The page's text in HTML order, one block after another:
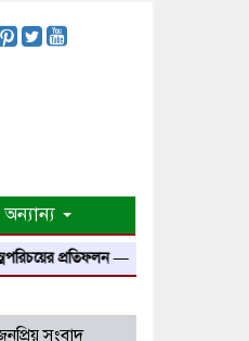
অন্যান্য
— সংস্কৃতি মন্ত্রী
সংবাদ